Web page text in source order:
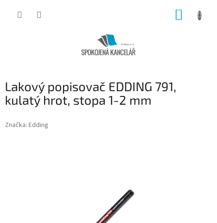
Lakový popisovač EDDING 791,
kulatý hrot, stopa 1-2 mm
Značka: Edding